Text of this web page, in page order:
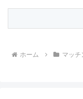
ホーム マッチ